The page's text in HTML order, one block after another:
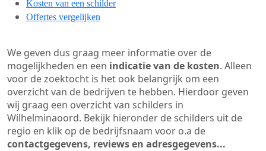
Kosten van een schilder
Offertes vergelijken
We geven dus graag meer informatie over de
mogelijkheden en een indicatie van de kosten. Alleen
voor de zoektocht is het ook belangrijk om een
overzicht van de bedrijven te hebben. Hierdoor geven
wij graag een overzicht van schilders in
Wilhelminaoord. Bekijk hieronder de schilders uit de
regio en klik op de bedrijfsnaam voor o.a de
contactgegevens, reviews en adresgegevens...